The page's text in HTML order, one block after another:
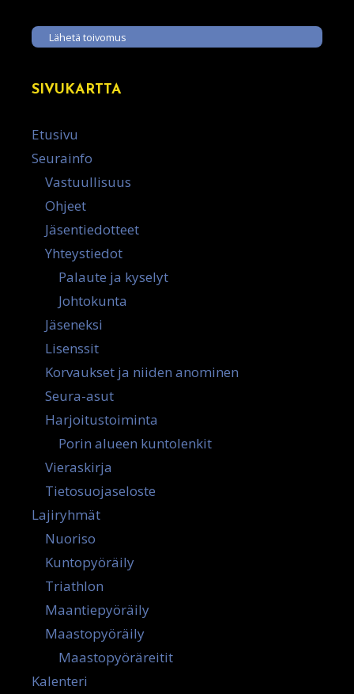
Lähetä toivomus
SIVUKARTTA
Etusivu
Seurainfo
Vastuullisuus
Ohjeet
Jäsentiedotteet
Yhteystiedot
Palaute ja kyselyt
Johtokunta
Jäseneksi
Lisenssit
Korvaukset ja niiden anominen
Seura-asut
Harjoitustoiminta
Porin alueen kuntolenkit
Vieraskirja
Tietosuojaseloste
Lajiryhmät
Nuoriso
Kuntopyöräily
Triathlon
Maantiepyöräily
Maastopyöräily
Maastopyöräreitit
Kalenteri